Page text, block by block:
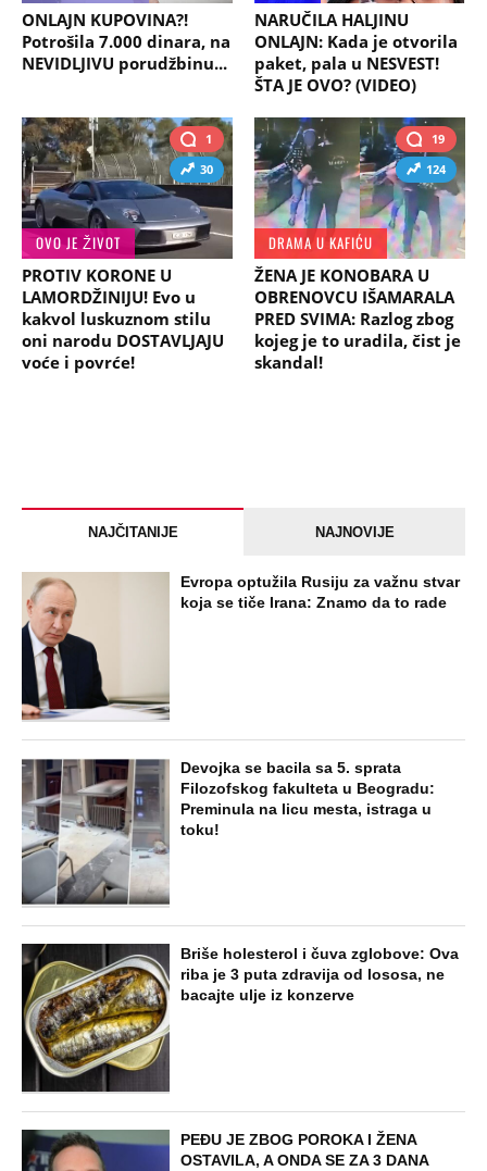
ONLAJN KUPOVINA?!
Potrošila 7.000 dinara, na
NEVIDLJIVU porudžbinu...
NARUČILA HALJINU
ONLAJN: Kada je otvorila
paket, pala u NESVEST!
ŠTA JE OVO? (VIDEO)
1
30
OVO JE ŽIVOT
PROTIV KORONE U
LAMORDŽINIJU! Evo u
kakvol luskuznom stilu
oni narodu DOSTAVLJAJU
voće i povrće!
19
124
DRAMA U KAFIĆU
ŽENA JE KONOBARA U
OBRENOVCU IŠAMARALA
PRED SVIMA: Razlog zbog
kojeg je to uradila, čist je
skandal!
NAJČITANIJE NAJNOVIJE
Evropa optužila Rusiju za važnu stvar
koja se tiče Irana: Znamo da to rade
Devojka se bacila sa 5. sprata
Filozofskog fakulteta u Beogradu:
Preminula na licu mesta, istraga u
toku!
Briše holesterol i čuva zglobove: Ova
riba je 3 puta zdravija od lososa, ne
bacajte ulje iz konzerve
PEĐU JE ZBOG POROKA I ŽENA
OSTAVILA, A ONDA SE ZA 3 DANA